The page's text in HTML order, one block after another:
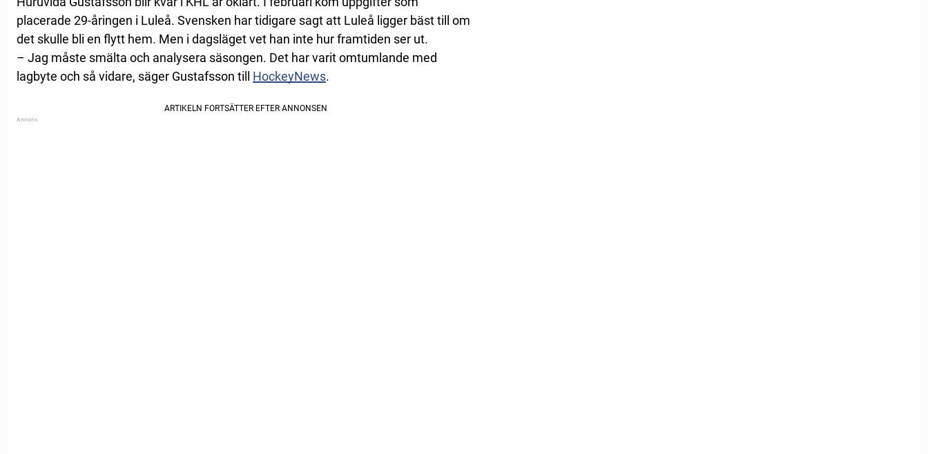
placerade 29-åringen i Luleå. Svensken har tidigare sagt att Luleå ligger bäst till om
det skulle bli en flytt hem. Men i dagsläget vet han inte hur framtiden ser ut.
– Jag måste smälta och analysera säsongen. Det har varit omtumlande med
lagbyte och så vidare, säger Gustafsson till HockeyNews.